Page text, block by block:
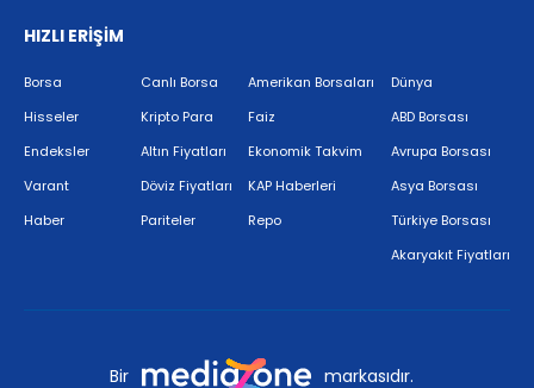
HIZLI ERİŞİM
Borsa
Hisseler
Endeksler
Varant
Haber
Canlı Borsa
Kripto Para
Altın Fiyatları
Döviz Fiyatları
Pariteler
Amerikan Borsaları
Faiz
Ekonomik Takvim
KAP Haberleri
Repo
Dünya
ABD Borsası
Avrupa Borsası
Asya Borsası
Türkiye Borsası
Akaryakıt Fiyatları
Bir markasıdır.